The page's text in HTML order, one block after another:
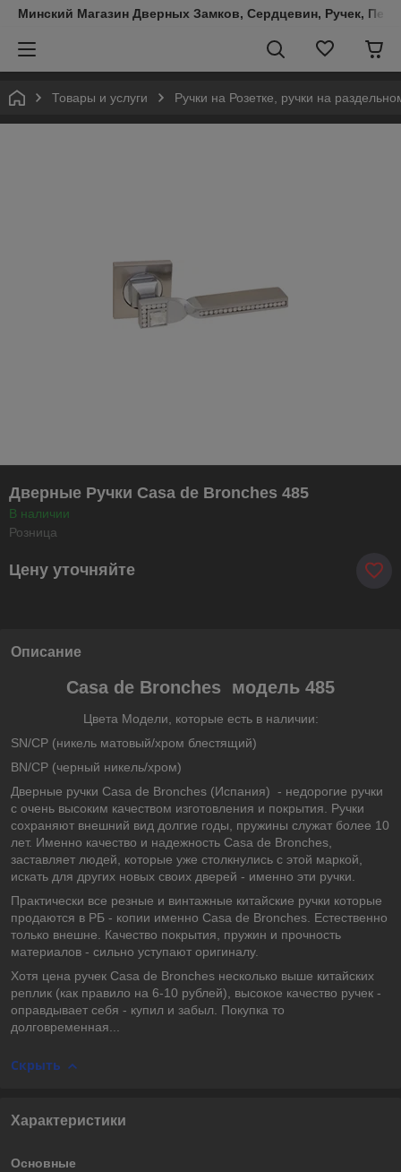
Минский Магазин Дверных Замков, Сердцевин, Ручек,
Товары и услуги Ручки на Розетке, ручки на
Дверные Ручки Casa de Bronches 485
В наличии
Розница
Цену уточняйте
Описание
Casa de Bronches модель 485
Цвета Модели, которые есть в наличии:
SN/CP (никель матовый/хром блестящий)
BN/CP (черный никель/хром)
Дверные ручки Casa de Bronches (Испания) - недорогие ручки
с очень высоким качеством изготовления и покрытия. Ручки
сохраняют внешний вид долгие годы, пружины служат более 10
лет. Именно качество и надежность Casa de Bronches,
заставляет людей, которые уже столкнулись с этой маркой,
искать для других новых своих дверей - именно эти ручки.
Практически все резные и винтажные китайские ручки которые
продаются в РБ - копии именно Casa de Bronches. Естественно
только внешне. Качество покрытия, пружин и прочность
материалов - сильно уступают оригиналу.
Хотя цена ручек Casa de Bronches несколько выше китайских
реплик (как правило на 6-10 рублей), высокое качество ручек -
оправдывает себя - купил и забыл. Покупка то
долговременная...
Скрыть
Характеристики
Основные